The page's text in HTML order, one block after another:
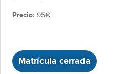
Precio: 95€
Matrícula cerrada